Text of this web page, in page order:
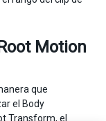
Motion
que
el Body
Transform, el